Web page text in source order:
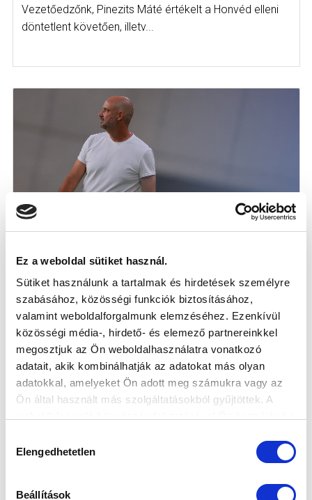
Ez a weboldal sütiket használ.
Sütiket használunk a tartalmak és hirdetések személyre
szabásához, közösségi funkciók biztosításához,
valamint weboldalforgalmunk elemzéséhez. Ezenkívül
közösségi média-, hirdető- és elemező partnereinkkel
megosztjuk az Ön weboldalhasználatra vonatkozó
adatait, akik kombinálhatják az adatokat más olyan
adatokkal, amelyeket Ön adott meg számukra vagy az
Ön által használt más szolgáltatásokból gyűjtöttek. A
kiválasztása
Elengedhetetlen
Beállítások
Vezetőedzőnk, Pinezits Máté értékelt a Honvéd elleni
döntetlent követően, illetv...
PINEZITS MÁTÉ: „A FUTBALL SZÁMOS
(VIDEÓ)
2026-07-28
Vezetőedzőnk, Pinezits Máté értékelt a ZTE FC elleni
győzelmet követően, majd be...